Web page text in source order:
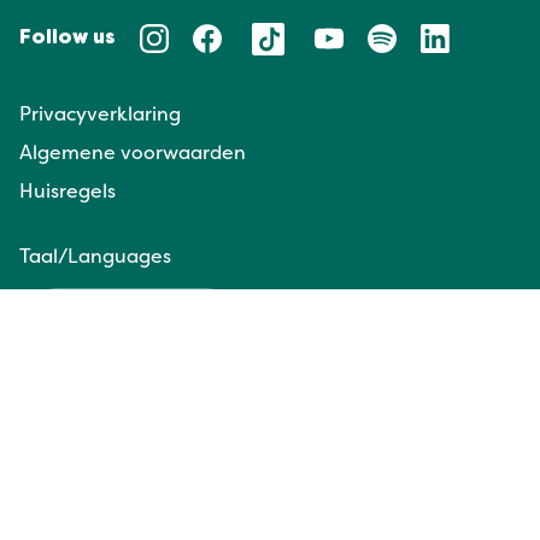
Follow us
Privacyverklaring
Algemene voorwaarden
Huisregels
Taal/Languages